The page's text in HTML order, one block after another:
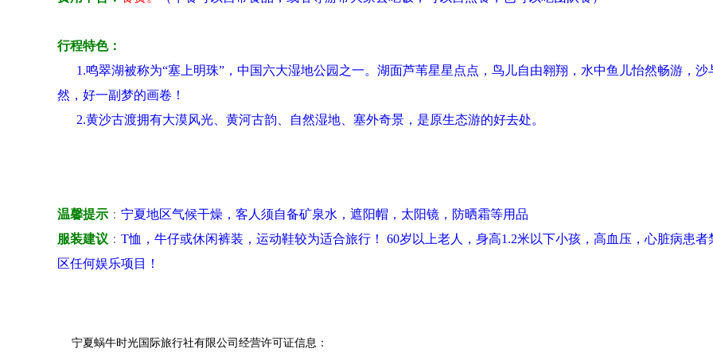
行程特色：
1.鸣翠湖被称为“塞上明珠”，中国六大湿地公园之一。湖面芦苇星星点点，鸟儿自由翱翔，水中鱼儿怡然畅游，沙
然，好一副梦的画卷！
2.黄沙古渡拥有大漠风光、黄河古韵、自然湿地、塞外奇景，是原生态游的好去处。
温馨提示 ： 宁夏地区气候干燥，客人须自备矿泉水，遮阳帽，太阳镜，防晒霜等用品
服装建议 ： T恤，牛仔或休闲裤装，运动鞋较为适合旅行！ 60岁以上老人，身高1.2米以下小孩，高血压，心脏病患者
区任何娱乐项目！
宁夏蜗牛时光国际旅行社有限公司经营许可证信息：